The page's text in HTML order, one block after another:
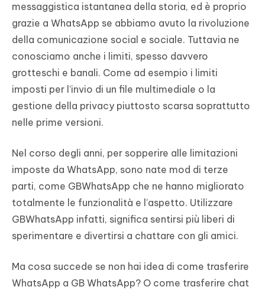
messaggistica istantanea della storia, ed è proprio
grazie a WhatsApp se abbiamo avuto la rivoluzione
della comunicazione social e sociale. Tuttavia ne
conosciamo anche i limiti, spesso davvero
grotteschi e banali. Come ad esempio i limiti
imposti per l’invio di un file multimediale o la
gestione della privacy piuttosto scarsa soprattutto
nelle prime versioni.
Nel corso degli anni, per sopperire alle limitazioni
imposte da WhatsApp, sono nate mod di terze
parti, come GBWhatsApp che ne hanno migliorato
totalmente le funzionalità e l’aspetto. Utilizzare
GBWhatsApp infatti, significa sentirsi più liberi di
sperimentare e divertirsi a chattare con gli amici.
Ma cosa succede se non hai idea di come trasferire
WhatsApp a GB WhatsApp? O come trasferire chat